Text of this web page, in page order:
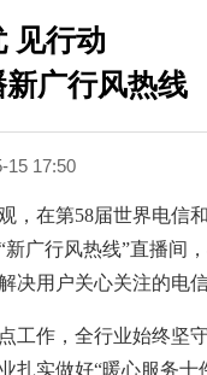
见行动
广行风热线
15 17:50
在第58届世界电信
广行风热线”直播间
用户关心关注的电信
工作，全行业始终坚
实做好“暖心服务十